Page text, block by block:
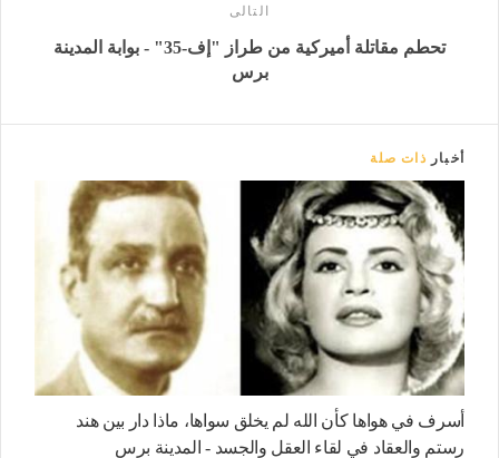
التالى
تحطم مقاتلة أميركية من طراز "إف-35" - بوابة المدينة
برس
أخبار ذات صلة
أسرف في هواها كأن الله لم يخلق سواها، ماذا دار بين هند
رستم والعقاد في لقاء العقل والجسد - المدينة برس